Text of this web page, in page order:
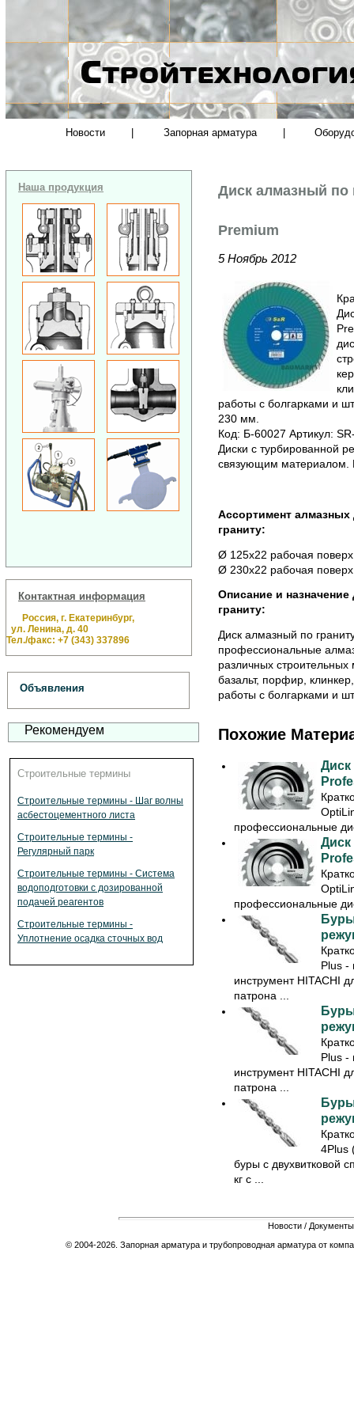
Новости Запорная арматура
Наша продукция
Контактная информация
Россия, г. Екатеринбург,
ул. Ленина, д. 40
Тел./факс: +7 (343) 337896
Объявления
Рекомендуем
Строительные термины
Строительные термины - Шаг волны
асбестоцементного листа
Строительные термины -
Регулярный парк
Строительные термины - Система
водоподготовки с дозированной
подачей реагентов
Строительные термины -
Уплотнение осадка сточных вод
Диск алмазный по
Premium
5 Ноябрь 2012
работы с болгарками и
230 мм.
Код: Б-60027 Артикул:
Диски с турбированной
связующим материалом.
Ассортимент алмазных
граниту:
Ø 125х22 рабочая
Ø 230х22 рабочая
Описание и назначение
граниту:
Диск алмазный по
профессиональные
различных строительных
базальт, порфир,
работы с болгарками и
Похожие
Диск
профессиональные
Диск
профессиональные
Plus -
инструмент HITACHI
патрона ...
Plus -
инструмент HITACHI
патрона ...
4Plus
буры с двухвитковой
кг с ...
Новости / Документы
© 2004-2026. Запорная арматура и трубопроводная арматура от